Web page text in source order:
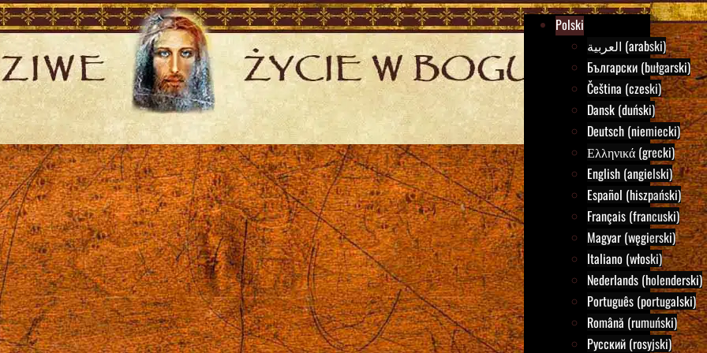
Polski
العربية (arabski)
Български (bułgarski)
Čeština (czeski)
Dansk (duński)
Deutsch (niemiecki)
Ελληνικά (grecki)
English (angielski)
Español (hiszpański)
Français (francuski)
Magyar (węgierski)
Italiano (włoski)
Nederlands (holenderski)
Português (portugalski)
Română (rumuński)
Русский (rosyjski)